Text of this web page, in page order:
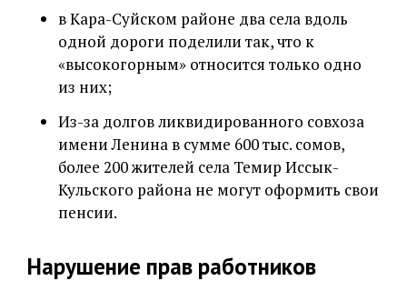
в Кара-Суйском районе два села вдоль
одной дороги поделили так, что к
«высокогорным» относится только одно
из них;
Из-за долгов ликвидированного совхоза
имени Ленина в сумме 600 тыс. сомов,
более 200 жителей села Темир Иссык-
Кульского района не могут оформить свои
пенсии.
Нарушение прав работников